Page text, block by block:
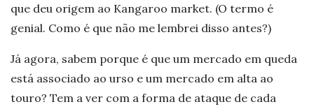
que deu origem ao Kangaroo market. (O termo é
genial. Como é que não me lembrei disso antes?)
Já agora, sabem porque é que um mercado em queda
está associado ao urso e um mercado em alta ao
touro? Tem a ver com a forma de ataque de cada